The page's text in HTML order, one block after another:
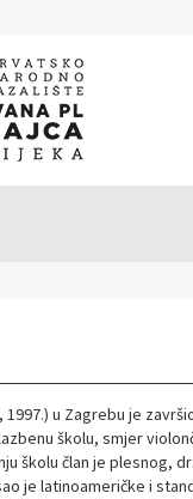
1997.) u Zagrebu je
školu, smjer
školu član je plesnog,
je latinoameričke i